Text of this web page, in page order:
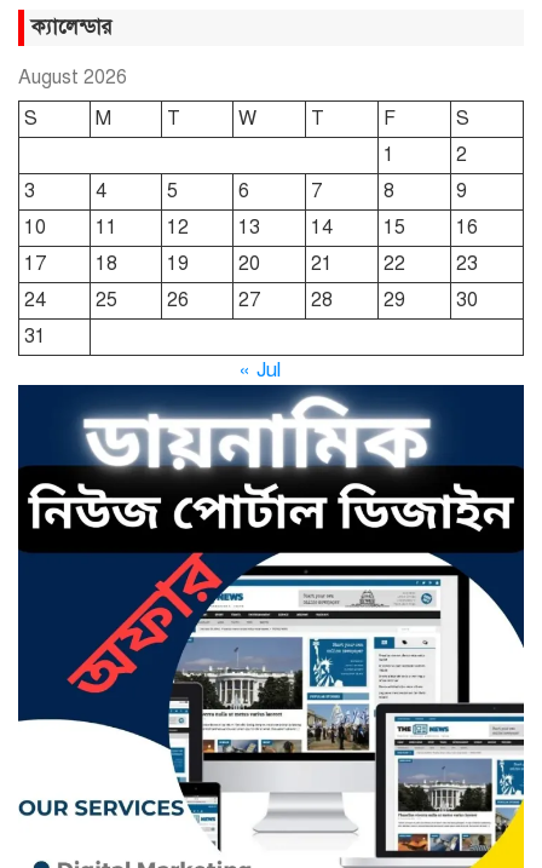
ছাতকে রুহুল আমীন ফাউন্ডেশনের
শীতবস্ত্র বিতরণ
দোয়ারাবাজারে নামে-বেনামে চলছে
খাসজমি দখলের প্রতিযোগিতা : নির্লিপ্ত
প্রশাসন
নিরব
ছাতকে এক স্কুল ছাত্রী পাশবিকতার
শিকার অভিযুক্ত
ছাতক থানার পুলিশ সদস্য সংগীতে
শ্রেষ্ঠ শিল্পী নির্বাচিত
ছাতকের নবাগত ইউএনও’র সাথে
প্রেসক্লাব নেতৃবৃন্দের সাক্ষাত
কথাসাহিত্যিক রাবেয়া খাতুন আর নেই
ক্যালেন্ডার
August 2026
S
M T W T F
S
1
2
3
4 5 6 7 8
9
10
11 12 13 14 15
16
17
18 19 20 21 22
23
24
25 26 27 28 29
30
31
« Jul